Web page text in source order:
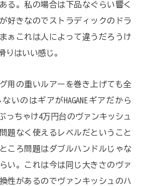
る。私の場合は下品なぐらい響く
好きなのでストラディックのドラ
ぁこれは人によって違うだろうけ
りはいい感じ。
用の重いルアーを巻き上げても全
いのはギアがHAGANEギアだから
っちゃけ4万円台のヴァンキッシュ
題なく使えるレベルだということ
ころ問題はダブルハンドルじゃな
い。これは今は同じ大きさのヴァ
性があるのでヴァンキッシュのハ